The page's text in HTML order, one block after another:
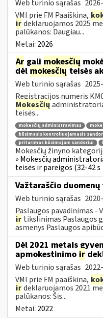
Web turinio sąrašas
VMI prie FM Paaiškina,
irdeklaruojamos 2025
palūkanos: Daugiau...
Metai: 2026
Ar gali mokesčių
dėl mokesčiųteisės
Web turinio sąrašas
Registracijos numeris
Mokesčių
teisės...
mokesčių administravimas
būsimasis kontroliuojamasis
pritarimas būsimajam sandoriui
Mokesčių žinyno
» Mokesčių
teisės ir pareigos (32-42 s
Važtaraščio
Web turinio sąrašas
Paslaugos pavadinimas -
ir tikslinimas Paslaugos
asmenys Paslaugos
Dėl 2021 metais
apmokestinimo ir
Web turinio sąrašas
VMI prie FM paaiškina,
irdeklaruojamos 2021
palūkanos: Šis...
Metai: 2022